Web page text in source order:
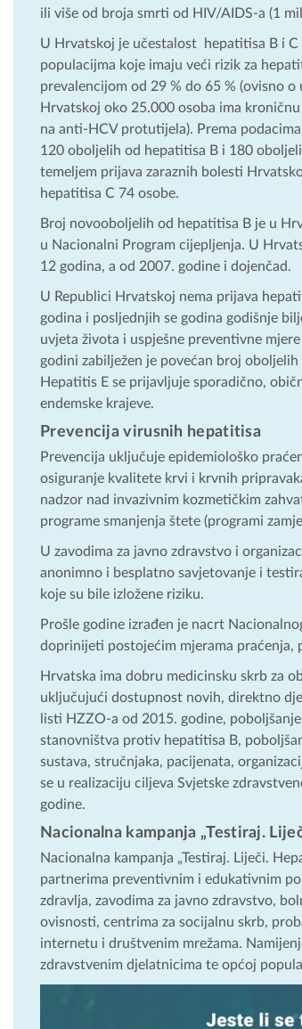
ili više od broja smrti od HIV/AIDS-a (1
U Hrvatskoj je učestalost hepatitisa B i C
populacijma koje imaju veći rizik za
prevalencijom od 29 % do 65 % (ovisno
Hrvatskoj oko 25.000 osoba ima
na anti-HCV protutijela). Prema
120 oboljelih od hepatitisa B i 180
temeljem prijava zaraznih bolesti
hepatitisa C 74 osobe.
Broj novooboljelih od hepatitisa B je u
u Nacionalni Program cijepljenja. U
12 godina, a od 2007. godine i dojenčad.
U Republici Hrvatskoj nema prijava
godina i posljednjih se godina godišnje
uvjeta života i uspješne preventivne
godini zabilježen je povećan broj
Hepatitis E se prijavljuje sporadično,
endemske krajeve.
Prevencija virusnih hepatitisa
Prevencija uključuje epidemiološko
osiguranje kvalitete krvi i krvnih
nadzor nad invazivnim kozmetičkim
programe smanjenja štete (programi
U zavodima za javno zdravstvo i
anonimno i besplatno savjetovanje i
koje su bile izložene riziku.
Prošle godine izrađen je nacrt
doprinijeti postojećim mjerama praćenja,
Hrvatska ima dobru medicinsku skrb za
uključujući dostupnost novih, direktno
listi HZZO-a od 2015. godine,
stanovništva protiv hepatitisa B,
sustava, stručnjaka, pacijenata,
se u realizaciju ciljeva Svjetske
godine.
Nacionalna kampanja „Testiraj.
Nacionalna kampanja „Testiraj. Liječi.
partnerima preventivnim i edukativnim
zdravlja, zavodima za javno zdravstvo,
ovisnosti, centrima za socijalnu skrb,
internetu i društvenim mrežama.
zdravstvenim djelatnicima te općoj